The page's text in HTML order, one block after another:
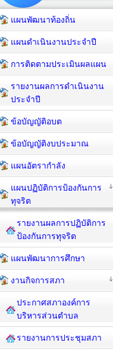
แผนพัฒนาท้องถิ่น
แผนดำเนินงานประจำปี
การติดตามประเมินผลแผน
รายงานผลการดำเนินงาน
ประจำปี
ข้อบัญญัติอบต
ข้อบัญญัติงบประมาณ
แผนอัตรากำลัง
แผนปฏิบัติการป้องกันการ
ทุจริต
รายงานผลการปฏิบัติการ
ป้องกันการทุจริต
แผนพัฒนาการศึกษา
งานกิจการสภา
ประกาศสภาองค์การ
บริหารส่วนตำบล
รายงานการประชุมสภา